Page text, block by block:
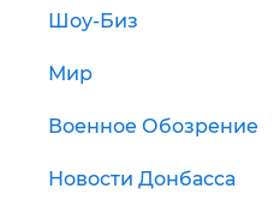
Шоу-Биз
Мир
Военное Обозрение
Новости Донбасса